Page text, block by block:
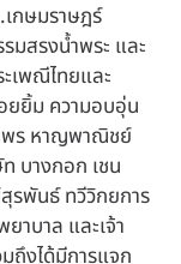
กษมราษฎร์
มสรงน้ำพระ และ
เพณีไทยและ
ยยิ้ม ความอบอุ่น
พร หาญพาณิชย์
บางกอก เชน
รพันธ์ ทวีวิกยการ
าบาล และเจ้า
ถึงได้มีการแจก